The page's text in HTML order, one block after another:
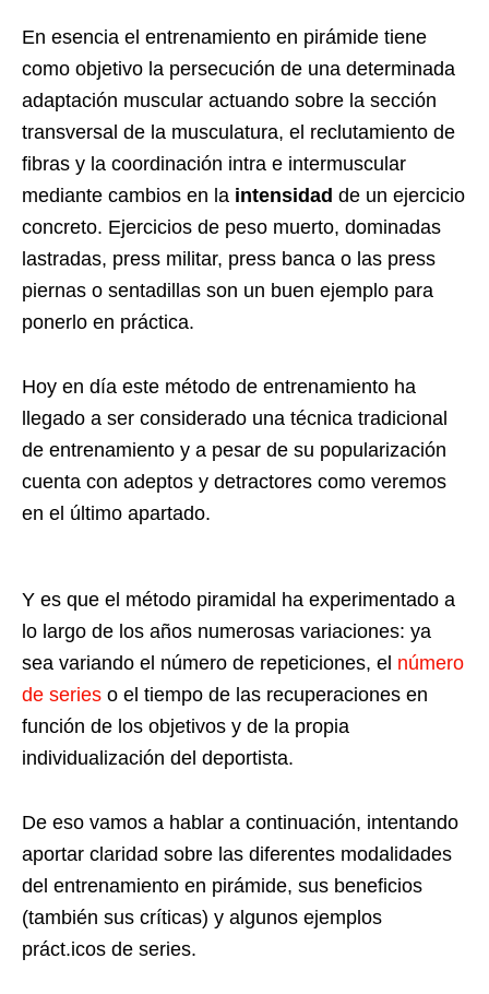
En esencia el entrenamiento en pirámide tiene
como objetivo la persecución de una determinada
adaptación muscular actuando sobre la sección
transversal de la musculatura, el reclutamiento de
fibras y la coordinación intra e intermuscular
mediante cambios en la intensidad de un ejercicio
concreto. Ejercicios de peso muerto, dominadas
lastradas, press militar, press banca o las press
piernas o sentadillas son un buen ejemplo para
ponerlo en práctica.
Hoy en día este método de entrenamiento ha
llegado a ser considerado una técnica tradicional
de entrenamiento y a pesar de su popularización
cuenta con adeptos y detractores como veremos
en el último apartado.
Y es que el método piramidal ha experimentado a
lo largo de los años numerosas variaciones: ya
sea variando el número de repeticiones, el número
de series o el tiempo de las recuperaciones en
función de los objetivos y de la propia
individualización del deportista.
De eso vamos a hablar a continuación, intentando
aportar claridad sobre las diferentes modalidades
del entrenamiento en pirámide, sus beneficios
(también sus críticas) y algunos ejemplos
práct.icos de series.